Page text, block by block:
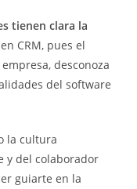
tienen clara la
CRM, pues el
desconoza
del software
la cultura
y del colaborador
guiarte en la